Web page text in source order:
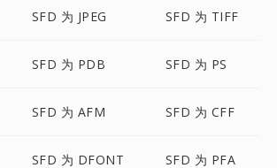
SFD 为 JPEG SFD 为 TIFF
SFD 为 PDB SFD 为 PS
SFD 为 AFM SFD 为 CFF
SFD 为 DFONT SFD 为 PFA